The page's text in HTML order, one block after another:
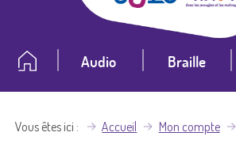
Audio Braille
Vous êtes ici Accueil Mon compte